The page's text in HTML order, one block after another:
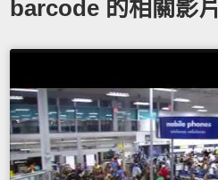
barcode 的相關影片